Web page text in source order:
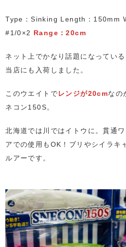
Type：Sinking Length：150mm
#1/0×2 Range：20cm
ネット上でかなり話題になってい
当店にも入荷しました。
このウエイトでレンジが20cmなの
ネコン150S。
北海道では川ではイトウに。貫通
アでの使用もOK！ブリやシイラキ
ルアーです。